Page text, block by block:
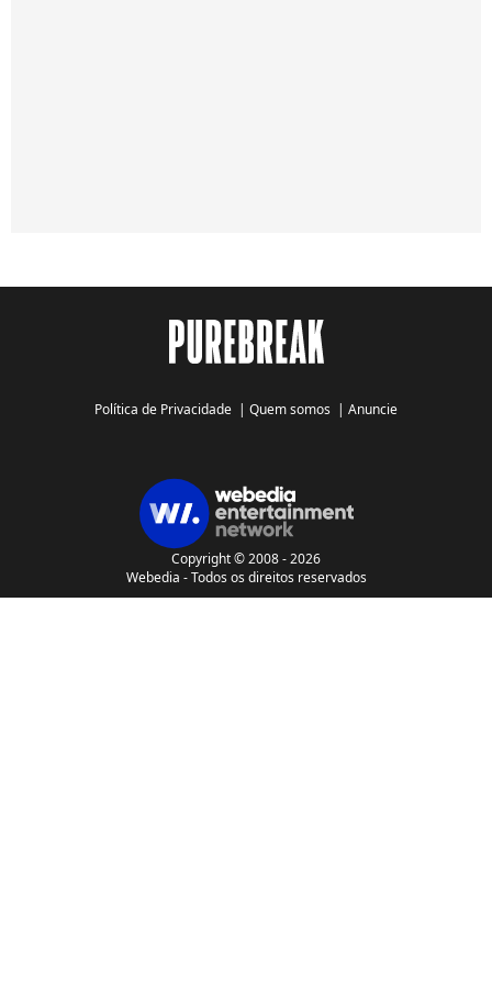
Política de Privacidade | Quem somos | Anuncie
Copyright © 2008 - 2026
Webedia - Todos os direitos reservados